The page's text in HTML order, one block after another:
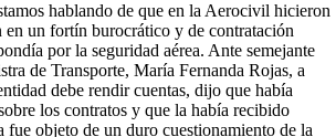
hablando de que en la Aerocivil hicieron
un fortín burocrático y de contratación
por la seguridad aérea. Ante semejante
de Transporte, María Fernanda Rojas, a
debe rendir cuentas, dijo que había
los contratos y que la había recibido
objeto de un duro cuestionamiento de la